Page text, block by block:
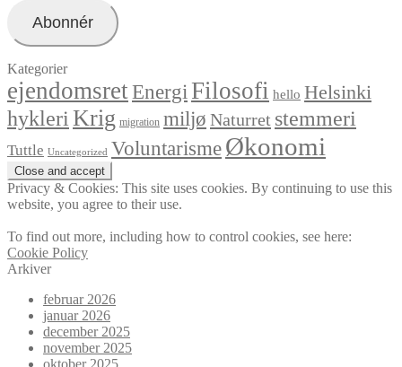
Abonnér
Kategorier
ejendomsretEnergi Filosofi hello Helsinki
hykleri Krig migration miljø Naturret stemmeri
Tuttle Uncategorized VoluntarismeØkonomi
Privacy & Cookies: This site uses cookies. By continuing to use this
website, you agree to their use.
To find out more, including how to control cookies, see here:
Cookie Policy
Arkiver
februar 2026
januar 2026
december 2025
november 2025
oktober 2025